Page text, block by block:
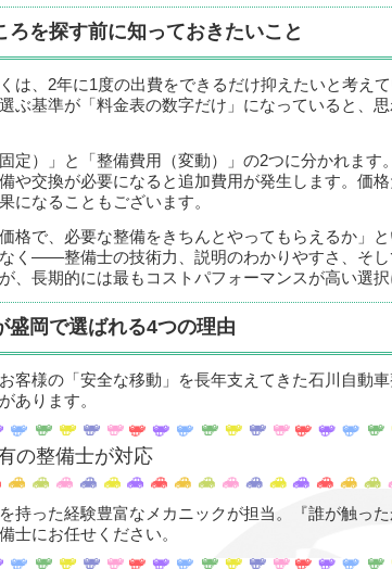
ろを探す前に知っておきたいこと
は、2年に1度の出費をできるだけ抑えたいと考え
ぶ基準が「料金表の数字だけ」になっていると、
定）」と「整備費用（変動）」の2つに分かれます
や交換が必要になると追加費用が発生します。価
になることもございます。
格で、必要な整備をきちんとやってもらえるか」
く——整備士の技術力、説明のわかりやすさ、そ
、長期的には最もコストパフォーマンスが高い選択
盛岡で選ばれる4つの理由
客様の「安全な移動」を長年支えてきた石川自動
あります。
の整備士が対応
持った経験豊富なメカニックが担当。『誰が触っ
士にお任せください。